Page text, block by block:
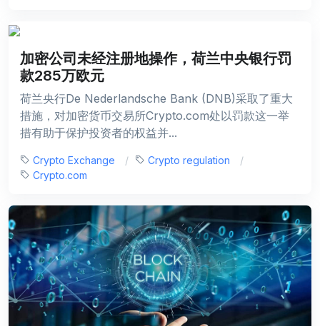
加密公司未经注册地操作，荷兰中央银行罚
款285万欧元
荷兰央行De Nederlandsche Bank (DNB)采取了重大
措施，对加密货币交易所Crypto.com处以罚款这一举
措有助于保护投资者的权益并...
Crypto Exchange
Crypto regulation
Crypto.com